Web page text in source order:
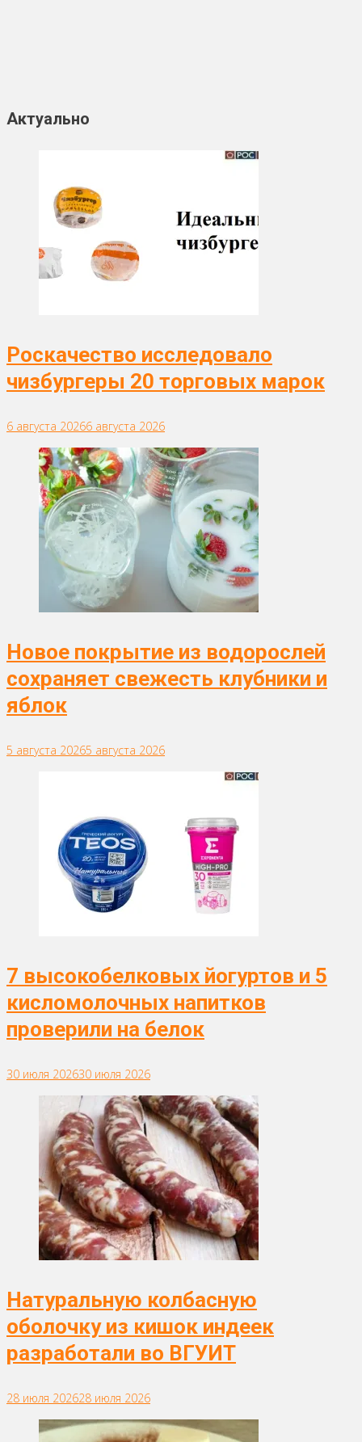
Актуально
Роскачество исследовало
чизбургеры 20 торговых марок
6 августа 20266 августа 2026
Новое покрытие из водорослей
сохраняет свежесть клубники и
яблок
5 августа 20265 августа 2026
7 высокобелковых йогуртов и 5
кисломолочных напитков
проверили на белок
30 июля 202630 июля 2026
Натуральную колбасную
оболочку из кишок индеек
разработали во ВГУИТ
28 июля 202628 июля 2026